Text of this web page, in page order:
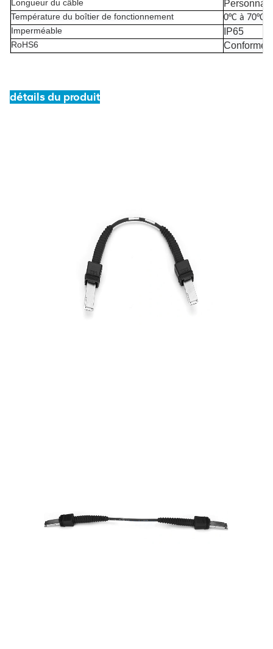
Longueur du câble
Température du boîtier de fonctionnement
0°C à 70°C
Imperméable
IP65
RoHS6 Conforme
détails du produit